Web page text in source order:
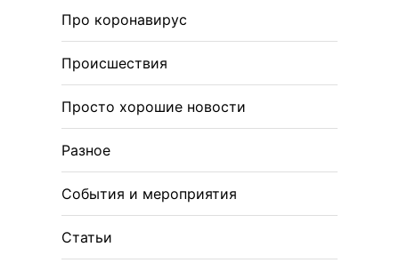
Про коронавирус
Происшествия
Просто хорошие новости
Разное
События и мероприятия
Статьи